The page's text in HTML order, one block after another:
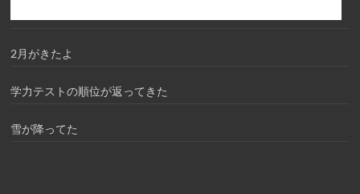
2月がきたよ
学力テストの順位が返ってきた
雪が降ってた